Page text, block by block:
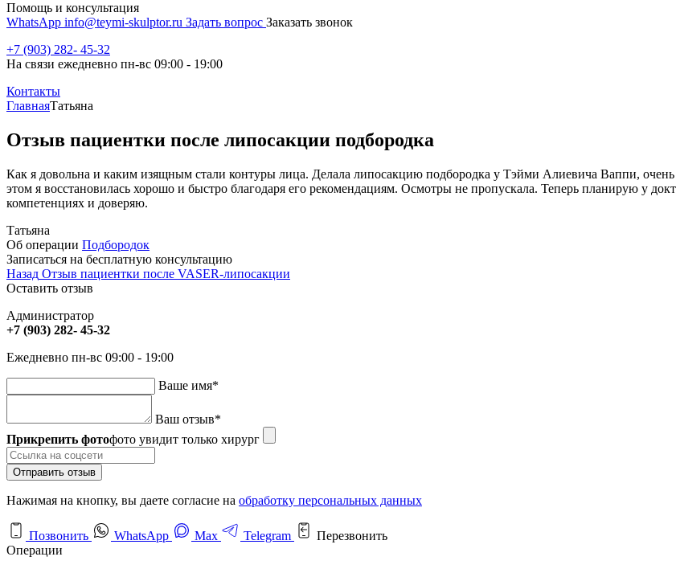
Помощь и консультация
WhatsApp info@teymi-skulptor.ru Задать вопрос Заказать звонок
+7 (903) 282- 45-32
На связи ежедневно пн-вс 09:00 - 19:00
Контакты
ГлавнаяТатьяна
Отзыв пациентки после липосакции подбородка
Как я довольна и каким изящным стали контуры лица. Делала липосакцию подбородка у Тэйми Алиевича Ваппи,
этом я восстановилась хорошо и быстро благодаря его рекомендациям. Осмотры не пропускала. Теперь планирую у
компетенциях и доверяю.
Татьяна
Об операции Подбородок
Записаться на бесплатную консультацию
Назад Отзыв пациентки после VASER-липосакции
Оставить отзыв
Администратор
+7 (903) 282- 45-32
Ежедневно пн-вс 09:00 - 19:00
Ваше имя*
Ваш отзыв*
Прикрепить фотофото увидит только хирург
Отправить отзыв
Нажимая на кнопку, вы даете согласие на обработку персональных данных
Позвонить WhatsApp Max Telegram
Перезвонить
Операции